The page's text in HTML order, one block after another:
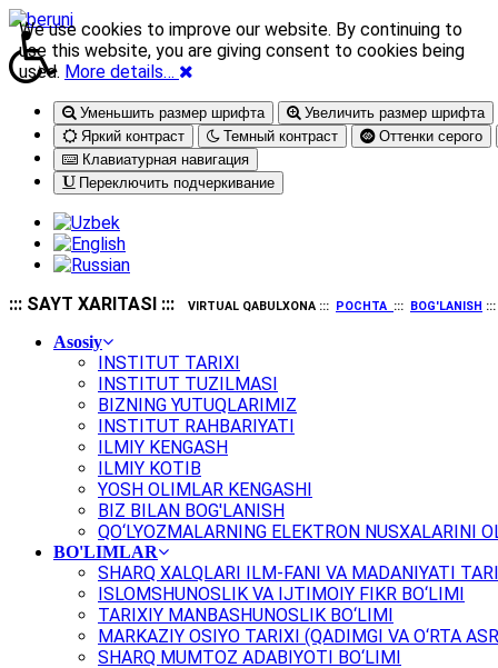
Уменьшить размер шрифта
Увеличить размер шрифта
Яркий контраст
Темный контраст
Оттенки серого
Клавиатурная навигация
Переключить подчеркивание
::: SAYT XARITASI ::: VIRTUAL QABULXONA ::: POCHTA ::: BOG'LANISH
Asosiy
INSTITUT TARIXI
INSTITUT TUZILMASI
BIZNING YUTUQLARIMIZ
INSTITUT RAHBARIYATI
ILMIY KENGASH
ILMIY KOTIB
YOSH OLIMLAR KENGASHI
BIZ BILAN BOG'LANISH
QO‘LYOZMALARNING ELEKTRON NUSXALARINI
BO'LIMLAR
SHARQ XALQLARI ILM-FANI VA MADANIYATI
ISLOMSHUNOSLIK VA IJTIMOIY FIKR BO‘LIMI
TARIXIY MANBASHUNOSLIK BO‘LIMI
MARKAZIY OSIYO TARIXI (QADIMGI VA O‘RTA
SHARQ MUMTOZ ADABIYOTI BO‘LIMI
We use cookies to improve our website. By continuing to
use this website, you are giving consent to cookies being
used. More details…